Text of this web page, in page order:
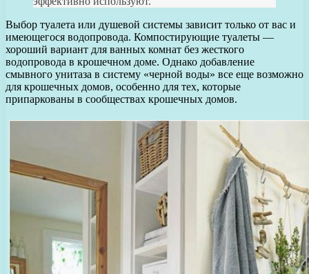
Выбор туалета или душевой системы зависит только от вас и
имеющегося водопровода. Компостирующие туалеты —
хороший вариант для ванных комнат без жесткого
водопровода в крошечном доме. Однако добавление
смывного унитаза в систему «черной воды» все еще возможно
для крошечных домов, особенно для тех, которые
припаркованы в сообществах крошечных домов.